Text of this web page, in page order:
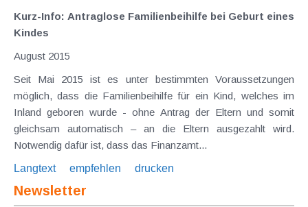
Kurz-Info: Antraglose Familienbeihilfe bei Geburt eines
Kindes
August 2015
Seit Mai 2015 ist es unter bestimmten Voraussetzungen
möglich, dass die Familienbeihilfe für ein Kind, welches im
Inland geboren wurde - ohne Antrag der Eltern und somit
gleichsam automatisch – an die Eltern ausgezahlt wird.
Notwendig dafür ist, dass das Finanzamt...
Langtext
empfehlen drucken
Newsletter